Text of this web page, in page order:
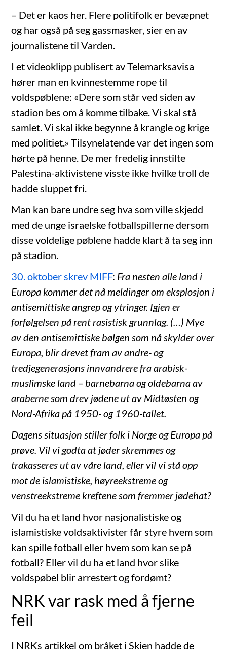
– Det er kaos her. Flere politifolk er bevæpnet
og har også på seg gassmasker, sier en av
journalistene til Varden.
I et videoklipp publisert av Telemarksavisa
hører man en kvinnestemme rope til
voldspøblene: «Dere som står ved siden av
stadion bes om å komme tilbake. Vi skal stå
samlet. Vi skal ikke begynne å krangle og krige
med politiet.» Tilsynelatende var det ingen som
hørte på henne. De mer fredelig innstilte
Palestina-aktivistene visste ikke hvilke troll de
hadde sluppet fri.
Man kan bare undre seg hva som ville skjedd
med de unge israelske fotballspillerne dersom
disse voldelige pøblene hadde klart å ta seg inn
på stadion.
30. oktober skrev MIFF: Fra nesten alle land i
Europa kommer det nå meldinger om eksplosjon i
antisemittiske angrep og ytringer. Igjen er
forfølgelsen på rent rasistisk grunnlag. (…) Mye
av den antisemittiske bølgen som nå skylder over
Europa, blir drevet fram av andre- og
tredjegenerasjons innvandrere fra arabisk-
muslimske land – barnebarna og oldebarna av
araberne som drev jødene ut av Midtøsten og
Nord-Afrika på 1950- og 1960-tallet.
Dagens situasjon stiller folk i Norge og Europa på
prøve. Vil vi godta at jøder skremmes og
trakasseres ut av våre land, eller vil vi stå opp
mot de islamistiske, høyreekstreme og
venstreekstreme kreftene som fremmer jødehat?
Vil du ha et land hvor nasjonalistiske og
islamistiske voldsaktivister får styre hvem som
kan spille fotball eller hvem som kan se på
fotball? Eller vil du ha et land hvor slike
voldspøbel blir arrestert og fordømt?
NRK var rask med å fjerne
feil
I NRKs artikkel om bråket i Skien hadde de